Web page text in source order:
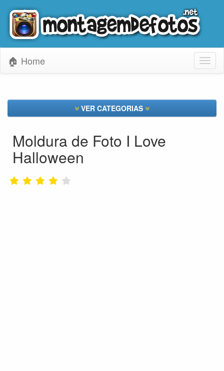
🏠 Home
VER CATEGORIAS
Moldura de Foto I Love
Halloween